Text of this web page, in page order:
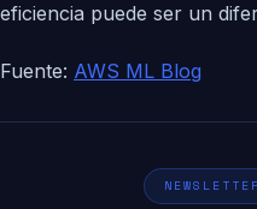
eficiencia puede ser un
Fuente: AWS ML Blog